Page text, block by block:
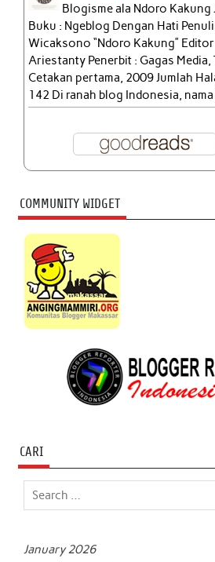
Blogisme ala Ndoro Kakung
Buku : Ngeblog Dengan Hati
Wicaksono “Ndoro Kakung”
Ariestanty Penerbit : Gagas Media,
Cetakan pertama, 2009 Jumlah
142 Di ranah blog Indonesia, nama
COMMUNITY WIDGET
CARI
January 2026